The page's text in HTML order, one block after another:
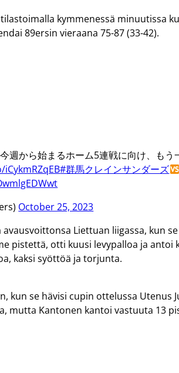
kymmenessä minuutissa
89ersin vieraana 75-87 (33-42).
週から始まるホーム5連戦に向け、もう
#群馬クレインサンダーズ
October 25, 2023
Liettuan liigassa, kun
pistettä, otti kuusi levypalloa ja antoi
kaksi syöttöä ja torjunta.
kun se hävisi cupin ottelussa Utenus
mutta Kantonen kantoi vastuuta 13